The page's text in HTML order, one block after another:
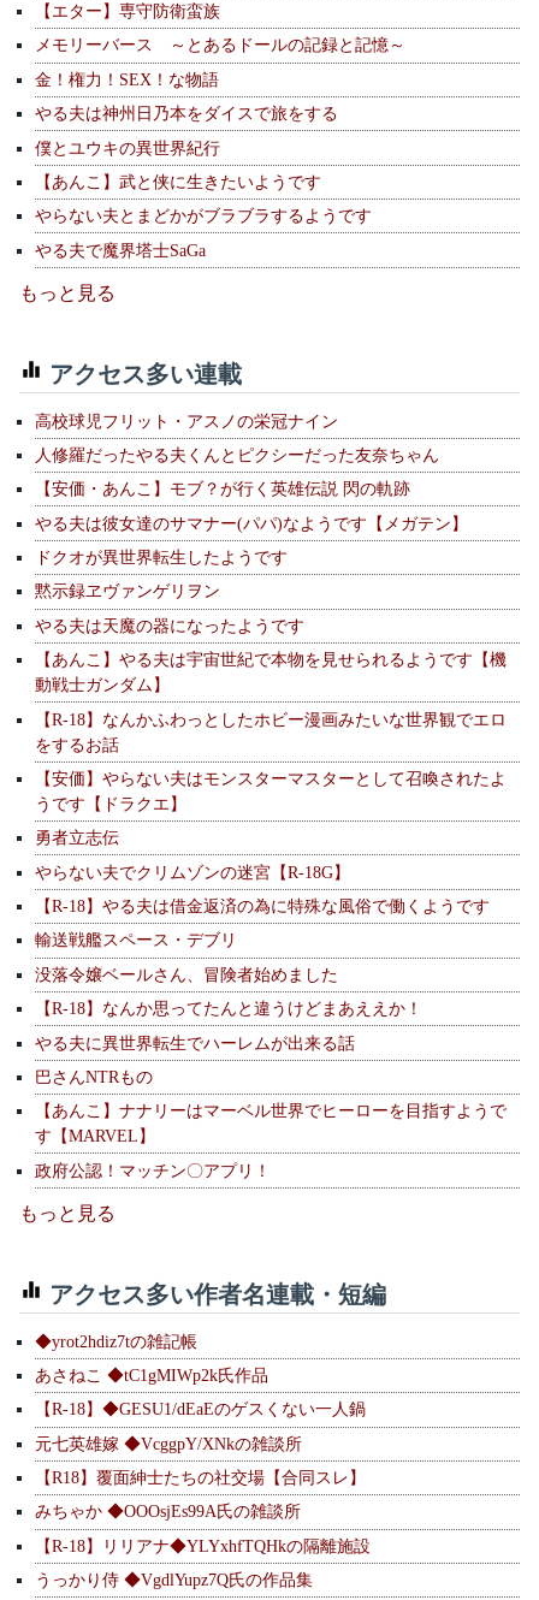
【エター】専守防衛蛮族
メモリーバース ～とあるドールの記録と記憶～
金！権力！SEX！な物語
やる夫は神州日乃本をダイスで旅をする
僕とユウキの異世界紀行
【あんこ】武と侠に生きたいようです
やらない夫とまどかがブラブラするようです
やる夫で魔界塔士SaGa
もっと見る
アクセス多い連載
高校球児フリット・アスノの栄冠ナイン
人修羅だったやる夫くんとピクシーだった友奈ちゃん
【安価・あんこ】モブ？が行く英雄伝説 閃の軌跡
やる夫は彼女達のサマナー(パパ)なようです【メガテン】
ドクオが異世界転生したようです
黙示録ヱヴァンゲリヲン
やる夫は天魔の器になったようです
【あんこ】やる夫は宇宙世紀で本物を見せられるようです【機
動戦士ガンダム】
【R-18】なんかふわっとしたホビー漫画みたいな世界観でエロ
をするお話
【安価】やらない夫はモンスターマスターとして召喚されたよ
うです【ドラクエ】
勇者立志伝
やらない夫でクリムゾンの迷宮【R-18G】
【R-18】やる夫は借金返済の為に特殊な風俗で働くようです
輸送戦艦スペース・デブリ
没落令嬢ベールさん、冒険者始めました
【R-18】なんか思ってたんと違うけどまあええか！
やる夫に異世界転生でハーレムが出来る話
巴さんNTRもの
【あんこ】ナナリーはマーベル世界でヒーローを目指すようで
す【MARVEL】
政府公認！マッチン〇アプリ！
もっと見る
アクセス多い作者名連載・短編
◆yrot2hdiz7tの雑記帳
あさねこ ◆tC1gMIWp2k氏作品
【R-18】◆GESU1/dEaEのゲスくない一人鍋
元七英雄嫁 ◆VcggpY/XNkの雑談所
【R18】覆面紳士たちの社交場【合同スレ】
みちゃか ◆OOOsjEs99A氏の雑談所
【R-18】リリアナ◆YLYxhfTQHkの隔離施設
うっかり侍 ◆VgdlYupz7Q氏の作品集